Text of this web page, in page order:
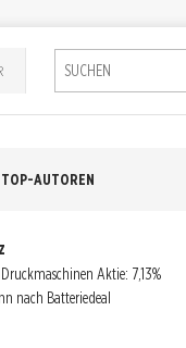
AUTOREN
Aktie: 7,13%
nach Batteriedeal